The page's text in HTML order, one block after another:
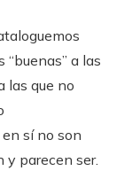
“buenas” a las
las que no
sí no son
y parecen ser.